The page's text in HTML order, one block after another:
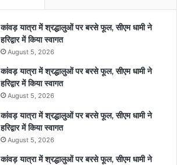
कांवड़ यात्रा में श्रद्धालुओं पर बरसे फूल, सीएम धामी ने
हरिद्वार में किया स्वागत
August 5, 2026
कांवड़ यात्रा में श्रद्धालुओं पर बरसे फूल, सीएम धामी ने
हरिद्वार में किया स्वागत
August 5, 2026
कांवड़ यात्रा में श्रद्धालुओं पर बरसे फूल, सीएम धामी ने
हरिद्वार में किया स्वागत
August 5, 2026
कांवड़ यात्रा में श्रद्धालुओं पर बरसे फूल, सीएम धामी ने